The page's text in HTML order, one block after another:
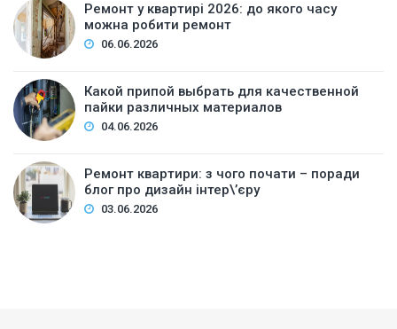
Ремонт у квартирі 2026: до якого часу
можна робити ремонт
06.06.2026
Какой припой выбрать для качественной
пайки различных материалов
04.06.2026
Ремонт квартири: з чого почати – поради
блог про дизайн інтер\’єру
03.06.2026